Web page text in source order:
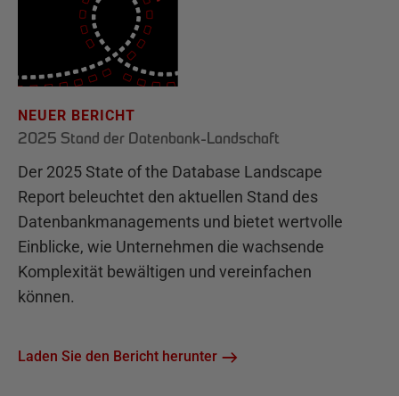
NEUER BERICHT
2025 Stand der Datenbank-Landschaft
Der 2025 State of the Database Landscape
Report beleuchtet den aktuellen Stand des
Datenbankmanagements und bietet wertvolle
Einblicke, wie Unternehmen die wachsende
Komplexität bewältigen und vereinfachen
können.
Laden Sie den Bericht herunter